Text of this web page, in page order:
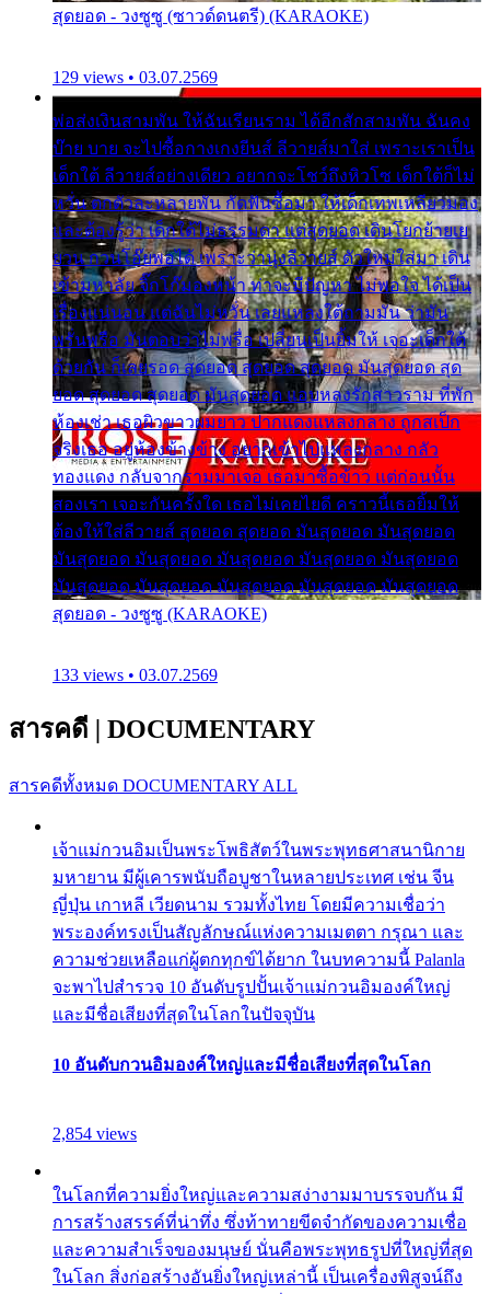
สุดยอด - วงซูซู (ซาวด์ดนตรี) (KARAOKE)
129 views • 03.07.2569
พ่อส่งเงินสามพัน ให้ฉันเรียนราม ได้อีกสักสามพัน ฉันคง
บ๊าย บาย จะไปซื้อกางเกงยีนส์ ลีวายส์มาใส่ เพราะเราเป็น
เด็กใต้ ลีวายส์อย่างเดียว อยากจะโชว์ถึงหิวโซ เด็กใต้ก็ไม่
หวั่น ตกตัวละหลายพัน กัดฟันซื้อมา ให้เด็กเทพเหลียวมอง
และต้องรู้ว่า เด็กใต้ไม่ธรรมดา แต่สุดยอด เดินโยกย้ายเย
ยวน กวนโอ๊ยพอได้ เพราะว่านุ่งลีวายส์ ตัวใหม่ใส่มา เดิน
เข้ามหาลัย จิ๊กโก๊มองหน้า ท่าจะมีปัญหา ไม่พอใจ ได้เป็น
เรื่องแน่นอน แต่ฉันไม่หวั่น เลยแหลงใต้ถามมัน ว่ามัน
พรั่นพรือ มันตอบว่าไม่พรื่อ เปลี่ยนเป็นยิ้มให้ เจอะเด็กใต้
ด้วยกัน ก็เลยรอด สุดยอด สุดยอด สุดยอด มันสุดยอด สุด
ยอด สุดยอด สุดยอด มันสุดยอด แอบหลงรักสาวราม ที่พัก
ห้องเช่า เธอผิวขาวผมยาว ปากแดงแหลงกลาง ถูกสเป็ก
จริงเธอ อยู่ห้องข้างข้าง อยากเข้าไปแหลงกลาง กลัว
ทองแดง กลับจากรามมาเจอ เธอมาซื้อข้าว แต่ก่อนนั้น
สองเรา เจอะกันครั้งใด เธอไม่เคยไยดี คราวนี้เธอยิ้มให้
ต้องให้ใส่ลีวายส์ สุดยอด สุดยอด มันสุดยอด มันสุดยอด
มันสุดยอด มันสุดยอด มันสุดยอด มันสุดยอด มันสุดยอด
มันสุดยอด มันสุดยอด มันสุดยอด มันสุดยอด มันสุดยอด
สุดยอด - วงซูซู (KARAOKE)
133 views • 03.07.2569
สารคดี | DOCUMENTARY
สารคดีทั้งหมด DOCUMENTARY ALL
เจ้าแม่กวนอิมเป็นพระโพธิสัตว์ในพระพุทธศาสนานิกาย
มหายาน มีผู้เคารพนับถือบูชาในหลายประเทศ เช่น จีน
ญี่ปุ่น เกาหลี เวียดนาม รวมทั้งไทย โดยมีความเชื่อว่า
พระองค์ทรงเป็นสัญลักษณ์แห่งความเมตตา กรุณา และ
ความช่วยเหลือแก่ผู้ตกทุกข์ได้ยาก ในบทความนี้ Palanla
จะพาไปสำรวจ 10 อันดับรูปปั้นเจ้าแม่กวนอิมองค์ใหญ่
และมีชื่อเสียงที่สุดในโลกในปัจจุบัน
10 อันดับกวนอิมองค์ใหญ่และมีชื่อเสียงที่สุดในโลก
2,854 views
ในโลกที่ความยิ่งใหญ่และความสง่างามมาบรรจบกัน มี
การสร้างสรรค์ที่น่าทึ่ง ซึ่งท้าทายขีดจำกัดของความเชื่อ
และความสำเร็จของมนุษย์ นั่นคือพระพุทธรูปที่ใหญ่ที่สุด
ในโลก สิ่งก่อสร้างอันยิ่งใหญ่เหล่านี้ เป็นเครื่องพิสูจน์ถึง